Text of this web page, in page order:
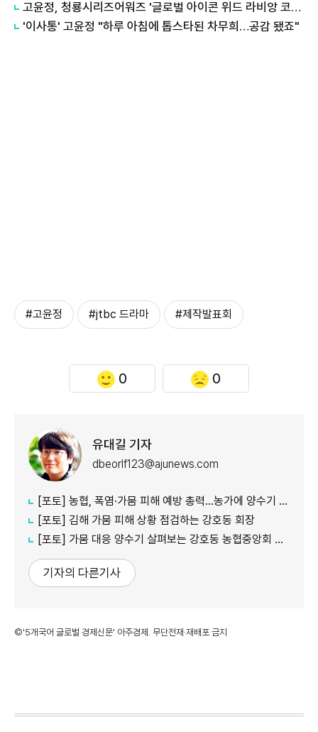
고윤정, 청룡시리즈어워즈 '글로벌 아이콘 위드 라비앙 코스메틱상' 수상
'이사통' 고윤정 "하루 아침에 톱스타된 차무희…공감 됐죠"
#고윤정 #jtbc 드라마 #제작발표회
0 0
유대길 기자
dbeorlf123@ajunews.com
[포토] 농협, 폭염·가뭄 피해 예방 총력…농가에 양수기 지원
[포토] 김해 가뭄 피해 상황 점검하는 강호동 회장
[포토] 가뭄 대응 양수기 살펴보는 강호동 농협중앙회 회장
기자의 다른기사
©'5개국어 글로벌 경제신문' 아주경제. 무단전재·재배포 금지